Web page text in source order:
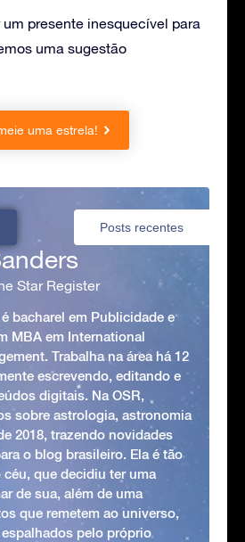
um presente inesquecível para
uma sugestão
uma estrela!
Posts recentes
Star Register
bacharel em Publicidade e
MBA em International
Trabalha na área há 12
escrevendo, editando e
digitais. Na OSR,
sobre astrologia, astronomia
2018, trazendo novidades
o blog brasileiro. Ela é tão
que decidiu ter uma
de sua, além de uma
que remetem ao universo,
pelo próprio